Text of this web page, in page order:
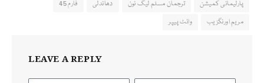
پارلیمانی کمیشن ترجمان مسلم لیگ نون دھاندلی
فارم 45
مریم اورنگزیب
وائٹ پیپر
LEAVE A REPLY